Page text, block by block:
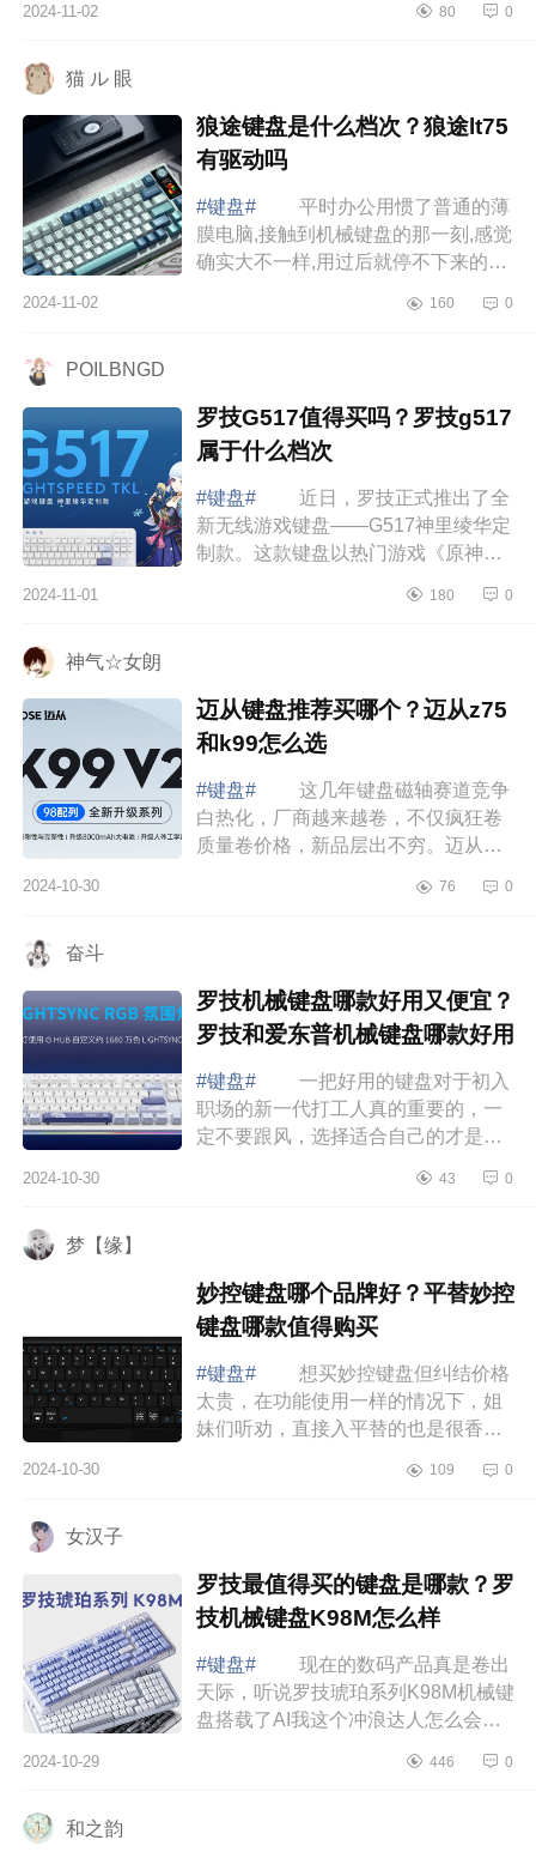
狼蛛f87pro怎么选 达尔优
2024-11-02 80 0
猫 ル 眼
狼途键盘是什么档次？狼途lt75
有驱动吗
#键盘#
平时办公用惯了普通的薄
膜电脑,接触到机械键盘的那一刻,感觉
确实大不一样,用过后就停不下来的感
各种炫酷的灯光,玩游戏也是很有氛
2024-11-02 160 0
POILBNGD
罗技G517值得买吗？罗技g517
属于什么档次
#键盘#
近日，罗技正式推出了全
新无线游戏键盘——G517神里绫华定
制款。这款键盘以热门游戏《原神》
其精美的外观设计和卓越的性能，立
2024-11-01 180 0
神气☆女朗
迈从键盘推荐买哪个？迈从z75
和k99怎么选
#键盘#
这几年键盘磁轴赛道竞争
白热化，厂商越来越卷，不仅疯狂卷
质量卷价格，新品层出不穷。迈从当
轴键盘可谓是满血性能猛兽，年度巅
2024-10-30 76 0
奋斗
罗技机械键盘哪款好用又便宜？
罗技和爱东普机械键盘哪款好用
#键盘#
一把好用的键盘对于初入
职场的新一代打工人真的重要的，一
定不要跟风，选择适合自己的才是最
机械键盘哪款好用又便宜？罗技和爱
2024-10-30 43 0
梦【缘】
妙控键盘哪个品牌好？平替妙控
键盘哪款值得购买
#键盘#
想买妙控键盘但纠结价格
太贵，在功能使用一样的情况下，姐
妹们听劝，直接入平替的也是很香
哪个品牌好？平替妙控键盘哪款值得
2024-10-30 109 0
女汉子
罗技最值得买的键盘是哪款？罗
技机械键盘K98M怎么样
#键盘#
现在的数码产品真是卷出
天际，听说罗技琥珀系列K98M机械键
盘搭载了AI我这个冲浪达人怎么会不
值得买的键盘是哪款？罗技机械键盘
2024-10-29 446 0
和之韵